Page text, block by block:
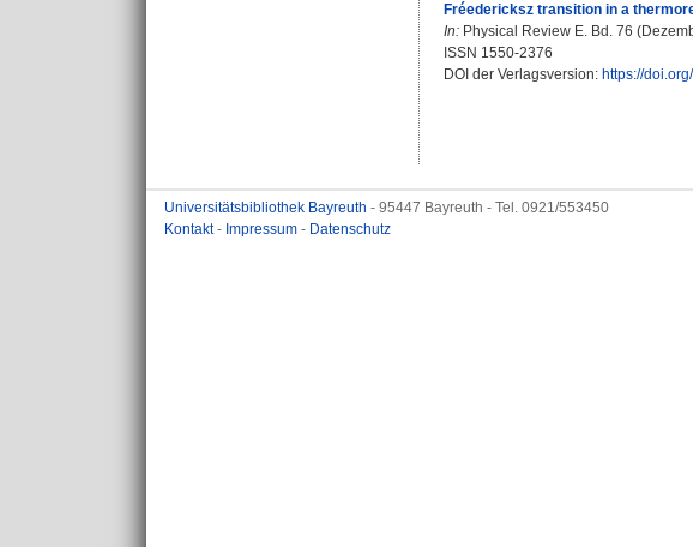
Fréedericksz transition in a
In: Physical Review E. Bd. 76
ISSN 1550-2376
DOI der Verlagsversion: https://
Universitätsbibliothek Bayreuth - 95447 Bayreuth - Tel. 0921/553450
Kontakt- Impressum - Datenschutz